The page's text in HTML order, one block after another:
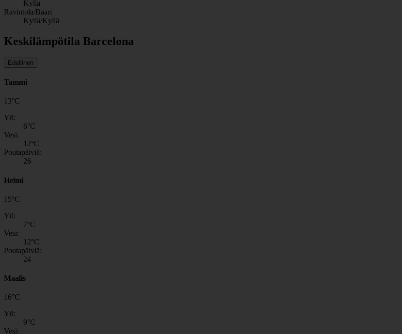
Kyllä
Ravintola/Baari
Kyllä/Kyllä
Keskilämpötila Barcelona
Edellinen
Tammi
13°C
Yö:
6°C
Vesi:
12°C
Poutapäiviä:
26
Helmi
15°C
Yö:
7°C
Vesi:
12°C
Poutapäiviä:
24
Maalis
16°C
Yö:
9°C
Vesi: